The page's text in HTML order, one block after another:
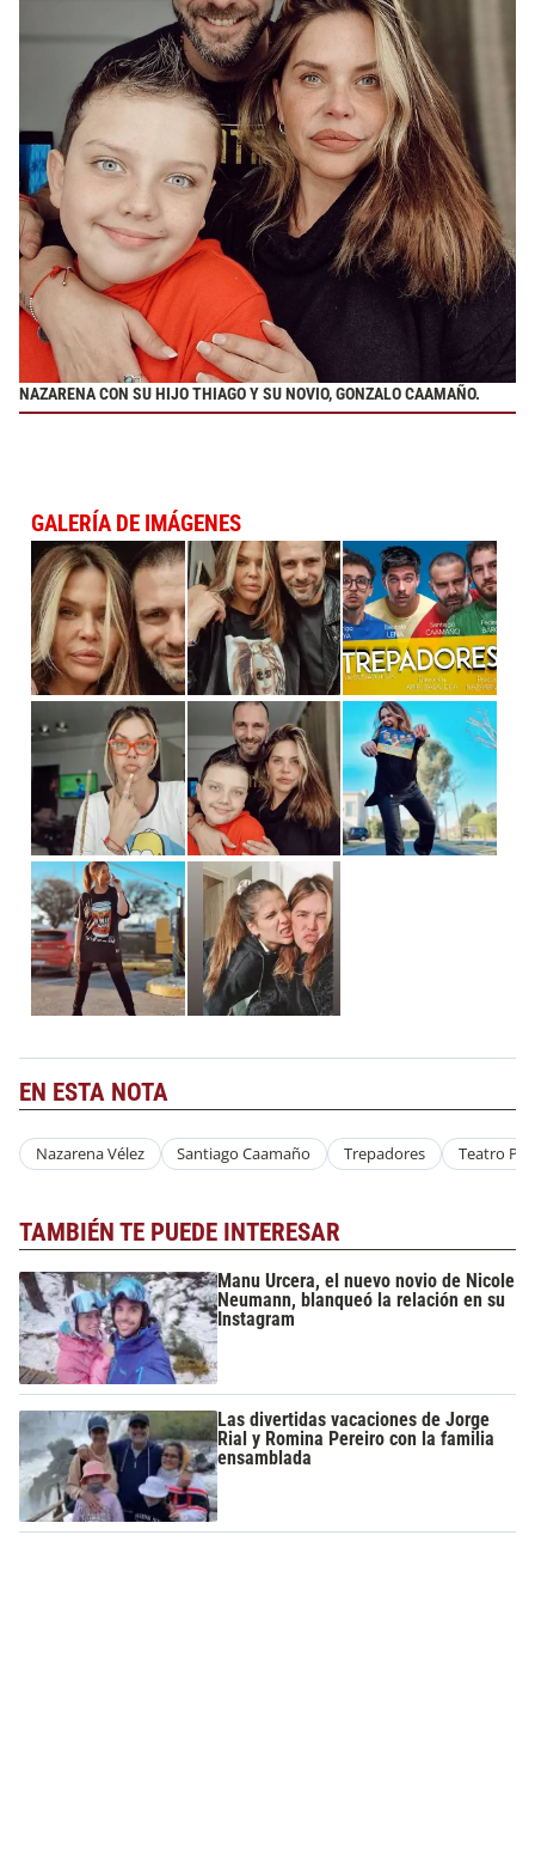
NAZARENA CON SU HIJO THIAGO Y SU NOVIO, GONZALO CAAMAÑO.
GALERÍA DE IMÁGENES
EN ESTA NOTA
Nazarena Vélez Santiago Caamaño Trepadores Teatro
TAMBIÉN TE PUEDE INTERESAR
Manu Urcera, el nuevo novio de Nicole
Neumann, blanqueó la relación en su
Instagram
Las divertidas vacaciones de Jorge
Rial y Romina Pereiro con la familia
ensamblada